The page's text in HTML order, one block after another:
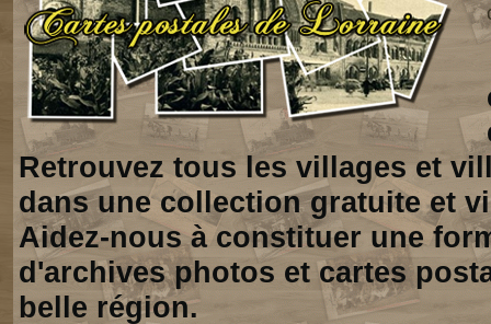
Retrouvez tous les villages et
dans une collection gratuite et
Aidez-nous à constituer une
d'archives photos et cartes
belle région.